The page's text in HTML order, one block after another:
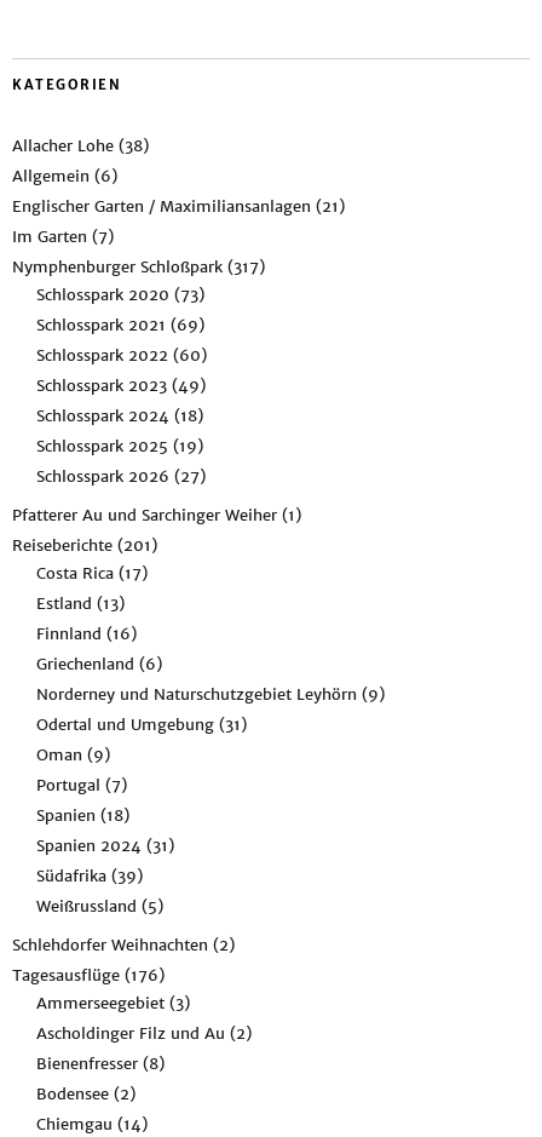
KATEGORIEN
Allacher Lohe (38)
Allgemein (6)
Englischer Garten / Maximiliansanlagen (21)
Im Garten (7)
Nymphenburger Schloßpark (317)
Schlosspark 2020 (73)
Schlosspark 2021 (69)
Schlosspark 2022 (60)
Schlosspark 2023 (49)
Schlosspark 2024 (18)
Schlosspark 2025 (19)
Schlosspark 2026 (27)
Pfatterer Au und Sarchinger Weiher (1)
Reiseberichte (201)
Costa Rica (17)
Estland (13)
Finnland (16)
Griechenland (6)
Norderney und Naturschutzgebiet Leyhörn (9)
Odertal und Umgebung (31)
Oman (9)
Portugal (7)
Spanien (18)
Spanien 2024 (31)
Südafrika (39)
Weißrussland (5)
Schlehdorfer Weihnachten (2)
Tagesausflüge (176)
Ammerseegebiet (3)
Ascholdinger Filz und Au (2)
Bienenfresser (8)
Bodensee (2)
Chiemgau (14)